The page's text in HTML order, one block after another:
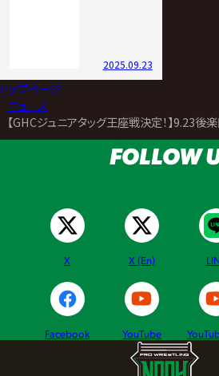
2025.09.23
トップページ
ニュース
【GHCジュニアタッグ王座戦決定！】9.23
FOLLOW
X X (En)
Facebook YouTube